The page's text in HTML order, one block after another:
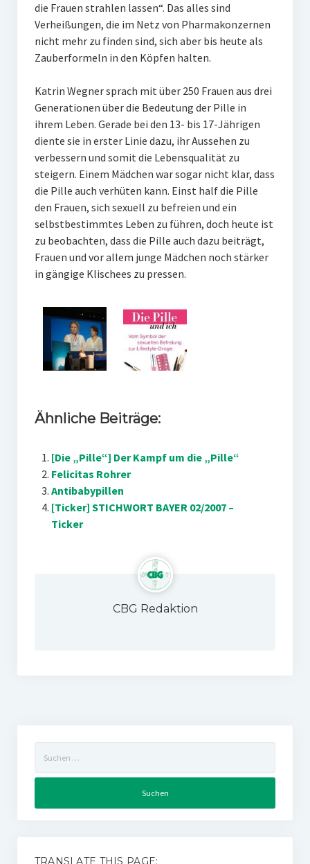
die Frauen strahlen lassen“. Das alles sind
Verheißungen, die im Netz von Pharmakonzernen
nicht mehr zu finden sind, sich aber bis heute als
Zauberformeln in den Köpfen halten.
Katrin Wegner sprach mit über 250 Frauen aus drei
Generationen über die Bedeutung der Pille in
ihrem Leben. Gerade bei den 13- bis 17-Jährigen
diente sie in erster Linie dazu, ihr Aussehen zu
verbessern und somit die Lebensqualität zu
steigern. Einem Mädchen war sogar nicht klar, dass
die Pille auch verhüten kann. Einst half die Pille
den Frauen, sich sexuell zu befreien und ein
selbstbestimmtes Leben zu führen, doch heute ist
zu beobachten, dass die Pille auch dazu beiträgt,
Frauen und vor allem junge Mädchen noch stärker
in gängige Klischees zu pressen.
Ähnliche Beiträge:
[Die „Pille“] Der Kampf um die „Pille“
Felicitas Rohrer
Antibabypillen
[Ticker] STICHWORT BAYER 02/2007 –
Ticker
CBG Redaktion
nach:
TRANSLATE THIS PAGE: